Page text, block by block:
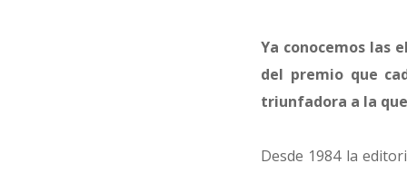
Ya conocemos las
del premio que
triunfadora a la
Desde 1984 la